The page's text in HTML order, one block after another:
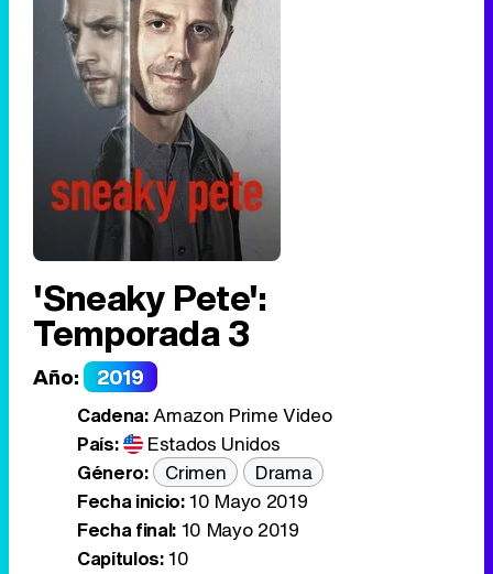
'Sneaky Pete':
Temporada 3
Año: 2019
Cadena:Amazon Prime Video
País:
Estados Unidos
Género:
Crimen
Drama
Fecha inicio:10 Mayo 2019
Fecha final:10 Mayo 2019
Capítulos:10